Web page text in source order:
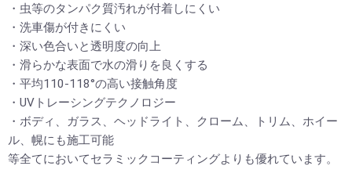
・虫等のタンパク質汚れが付着しにくい
・洗車傷が付きにくい
・深い色合いと透明度の向上
・滑らかな表面で水の滑りを良くする
・平均110-118°の高い接触角度
・UVトレーシングテクノロジー
・ボディ、ガラス、ヘッドライト、クローム、トリム、ホイー
ル、幌にも施工可能
等全てにおいてセラミックコーティングよりも優れています。